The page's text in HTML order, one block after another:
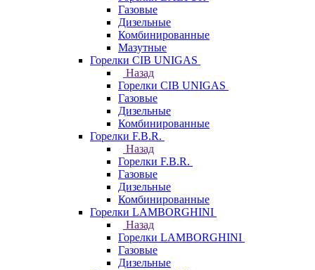
Газовые
Дизельные
Комбинированные
Мазутные
Горелки CIB UNIGAS
Назад
Горелки CIB UNIGAS
Газовые
Дизельные
Комбинированные
Горелки F.B.R.
Назад
Горелки F.B.R.
Газовые
Дизельные
Комбинированные
Горелки LAMBORGHINI
Назад
Горелки LAMBORGHINI
Газовые
Дизельные